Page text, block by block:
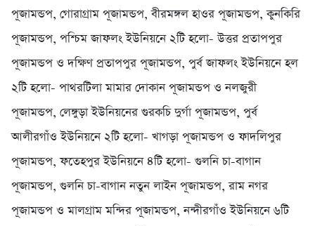
পূজামন্ডপ, গোরাগ্রাম পূজামন্ডপ, বীরমঙ্গল হাওর পূজামন্ডপ, কুনকিরি
পূজামন্ডপ, পশ্চিম জাফলং ইউনিয়নে ২টি হলো- উত্তর প্রতাপপুর
পূজামন্ডপ ও দক্ষিণ প্রতাপপুর পূজামন্ডপ, পুর্ব জাফলং ইউনিয়নে হল
২টি হলো- পাথরটিলা মামার দোকান পূজামন্ডপ ও নলজুরী
পূজামন্ডপ, লেঙ্গুড়া ইউনিয়নের গুরকচি দুর্গা পূজামন্ডপ, পুর্ব
আলীরগাঁও ইউনিয়নে ২টি হলো- খাগড়া পূজামন্ডপ ও ফাদলিপুর
পূজামন্ডপ, ফতেহপুর ইউনিয়নে ৪টি হলো- গুলনি চা-বাগান
পূজামন্ডপ, গুলনি চা-বাগান নতুন লাইন পূজামন্ডপ, রাম নগর
পূজামন্ডপ ও মালগ্রাম মন্দির পূজামন্ডপ, নন্দীরগাঁও ইউনিয়নে ৬টি